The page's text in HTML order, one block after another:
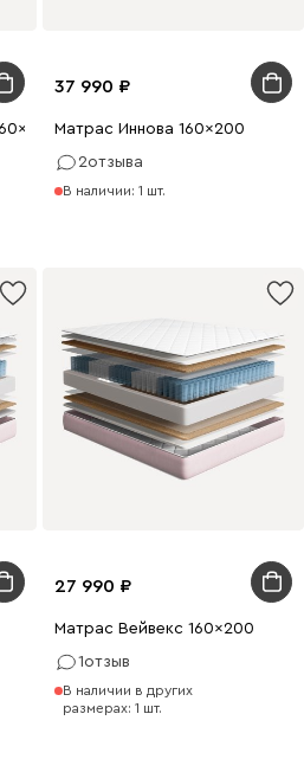
37 990
Матрас Иннова 160x200
2отзыва
В наличии: 1 шт.
27 990
Матрас Вейвекс 160x200
1отзыв
В наличии в других
размерах: 1 шт.